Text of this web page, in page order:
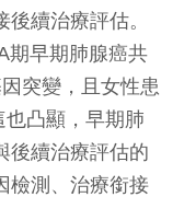
續治療評估。
期早期肺腺癌共
突變，且女性患
凸顯，早期肺
後續治療評估的
檢測、治療銜接